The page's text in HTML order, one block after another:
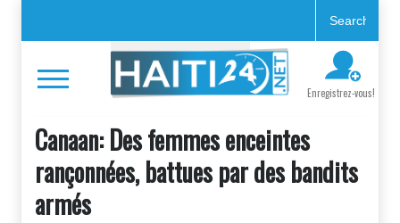
Enregistrez-vous!
Canaan: Des femmes enceintes
rançonnées, battues par des bandits
armés